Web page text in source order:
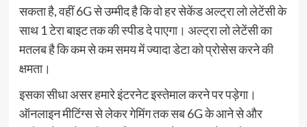
सकता है, वहीं 6G से उम्मीद है कि वो हर सेकेंड अल्ट्रा लो लेटेंसी के
साथ 1 टेरा बाइट तक की स्पीड दे पाएगा। अल्ट्रा लो लेटेंसी का
मतलब है कि कम से कम समय में ज्यादा डेटा को प्रोसेस करने की
क्षमता।
इसका सीधा असर हमारे इंटरनेट इस्तेमाल करने पर पड़ेगा।
ऑनलाइन मीटिंग्स से लेकर गेमिंग तक सब 6G के आने से और